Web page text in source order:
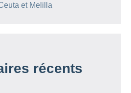
et Melilla
récents